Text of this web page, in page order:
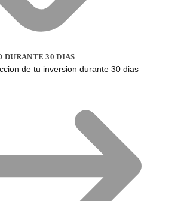
DURANTE 30 DIAS
de tu inversion durante 30 dias